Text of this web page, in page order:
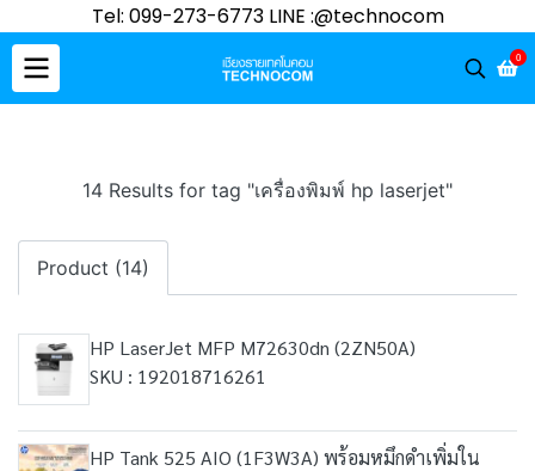
Tel: 099-273-6773 LINE :@technocom
0
14 Results for tag "เครื่องพิมพ์ hp laserjet"
Product (14)
HP LaserJet MFP M72630dn (2ZN50A)
SKU : 192018716261
HP Tank 525 AIO (1F3W3A) พร้อมหมึกดำเพิ่มใน